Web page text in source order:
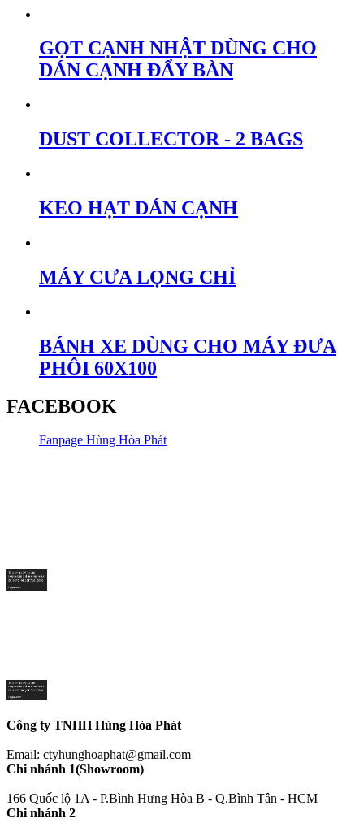
GỌT CẠNH NHẬT DÙNG CHO
DÁN CẠNH ĐẨY BÀN
DUST COLLECTOR - 2 BAGS
KEO HẠT DÁN CẠNH
MÁY CƯA LỌNG CHỈ
BÁNH XE DÙNG CHO MÁY ĐƯA
PHÔI 60X100
FACEBOOK
Fanpage Hùng Hòa Phát
Công ty TNHH Hùng Hòa Phát
Email: ctyhunghoaphat@gmail.com
Chi nhánh 1(Showroom)
166 Quốc lộ 1A - P.Bình Hưng Hòa B - Q.Bình Tân - HCM
Chi nhánh 2